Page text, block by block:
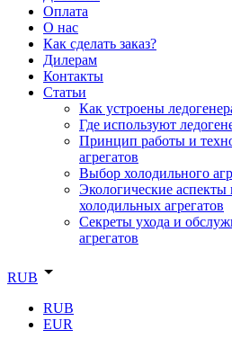
Оплата
О нас
Как сделать заказ?
Дилерам
Контакты
Статьи
Как устроены
Где используют
Принцип работы и
агрегатов
Выбор холодильного
Экологические аспекты
холодильных агрегатов
Секреты ухода и
агрегатов
RUB
RUB
EUR